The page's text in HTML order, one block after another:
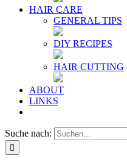
HAIR CARE
GENERAL TIPS
DIY RECIPES
HAIR CUTTING
ABOUT
LINKS
Suche nach: